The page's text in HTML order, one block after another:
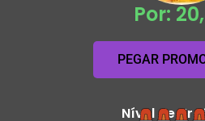
Por:
PEGAR
Nível de